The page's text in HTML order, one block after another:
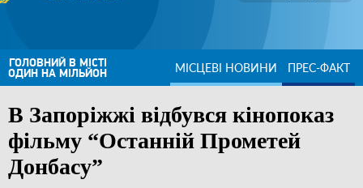
ГОЛОВНИЙ В МІСТІ
ОДИН НА МІЛЬЙОН МІСЦЕВІ НОВИНИ ПРЕС-ФАКТ
В Запоріжжі відбувся кінопоказ
фільму “Останній Прометей
Донбасу”